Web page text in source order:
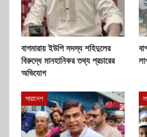
বাগমারায় ইউপি সদস্য শহিদুলের
বিরুদ্ধে মানহানিকর তথ্য প্রচারের
অভিযোগ
সারাদেশ